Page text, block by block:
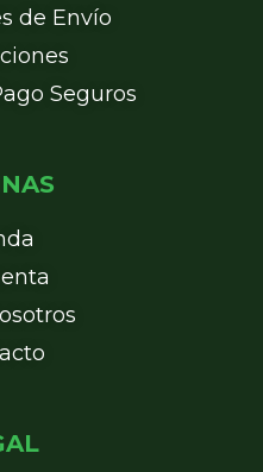
de Envío
Seguros